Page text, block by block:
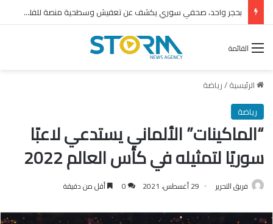
بحجر واحد، صحفي سوري يكشف عن تعفيش وسطحية منصة للفلول
القائمة
الرئيسية/رياضة
رياضة
“الماكينات” اﻷلماني يستدعي لاعبًا
سوريًا لتمثيله في كأس العالم 2022
فريق التحرير 29 أغسطس، 2021 0 أقل من دقيقة